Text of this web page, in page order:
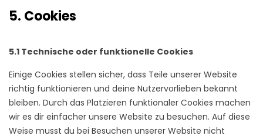
5. Cookies
5.1 Technische oder funktionelle Cookies
Einige Cookies stellen sicher, dass Teile unserer Website
richtig funktionieren und deine Nutzervorlieben bekannt
bleiben. Durch das Platzieren funktionaler Cookies machen
wir es dir einfacher unsere Website zu besuchen. Auf diese
Weise musst du bei Besuchen unserer Website nicht